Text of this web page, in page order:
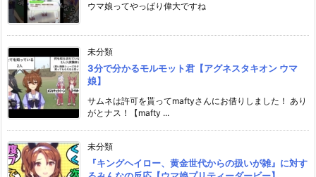
ウマ娘ってやっぱり偉大ですね
未分類
3分で分かるモルモット君【アグネスタキオン ウマ
娘】
サムネは許可を貰ってmaftyさんにお借りしました！ あり
がとナス！【mafty ...
未分類
『キングヘイロー、黄金世代からの扱いが雑』に対す